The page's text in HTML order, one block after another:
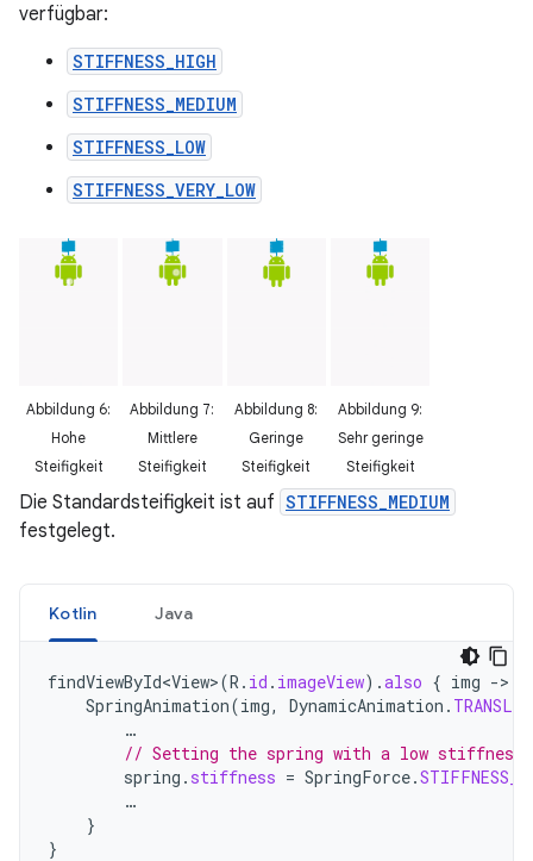
verfügbar:
STIFFNESS_HIGH
STIFFNESS_MEDIUM
STIFFNESS_LOW
STIFFNESS_VERY_LOW
Abbildung 6:
Hohe
Steifigkeit
Abbildung 7:
Mittlere
Steifigkeit
Abbildung 8:
Geringe
Steifigkeit
Abbildung 9:
Sehr geringe
Steifigkeit
Die Standardsteifigkeit ist auf STIFFNESS_MEDIUM
festgelegt.
Kotlin Java
findViewById<View>(R . id . imageView).also { img -
SpringAnimation(img, DynamicAnimation .
…
// Setting the spring with a low stiffness.
spring . stiffness = SpringForce.
…
}
}